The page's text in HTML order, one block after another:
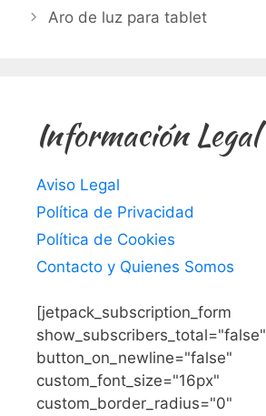
Aro de luz para tablet
Información Legal
Aviso Legal
Política de Privacidad
Política de Cookies
Contacto y Quienes Somos
[jetpack_subscription_form
show_subscribers_total="false"
button_on_newline="false"
custom_font_size="16px"
custom_border_radius="0"